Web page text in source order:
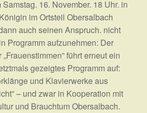
Samstag. 16. November. 18 Uhr. in
im Ortsteil Obersalbach
auch seinen Anspruch. nicht
Programm aufzunehmen: Der
führt erneut ein
gezeigtes Programm auf:
und Klavierwerke aus
– und zwar in Kooperation mit
und Brauchtum Obersalbach.